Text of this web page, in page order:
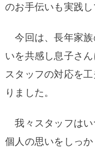
のお手伝いも実践し
今回は、長年家族
いを共感し息子さ
スタッフの対応を
りました。
我々スタッフはい
個人の思いをしっ